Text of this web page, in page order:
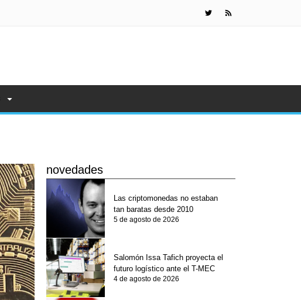
novedades
Las criptomonedas no estaban
tan baratas desde 2010
5 de agosto de 2026
Salomón Issa Tafich proyecta el
futuro logístico ante el T-MEC
4 de agosto de 2026